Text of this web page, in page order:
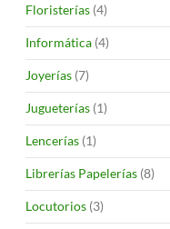
Floristerías (4)
Informática (4)
Joyerías (7)
Jugueterías (1)
Lencerías (1)
Librerías Papelerías (8)
Locutorios (3)